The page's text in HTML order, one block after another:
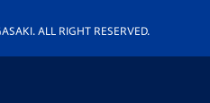
ALL RIGHT RESERVED.